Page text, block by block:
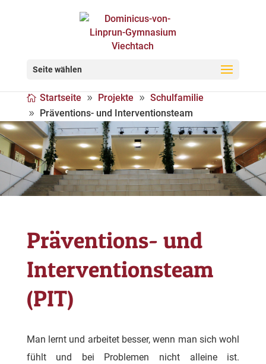
Seite wählen
Startseite Projekte
Schulfamilie
Präventions- und Interventionsteam
Präventions- und
Interventionsteam
(PIT)
Man lernt und arbeitet besser, wenn man sich wohl
fühlt und bei Problemen nicht alleine ist.